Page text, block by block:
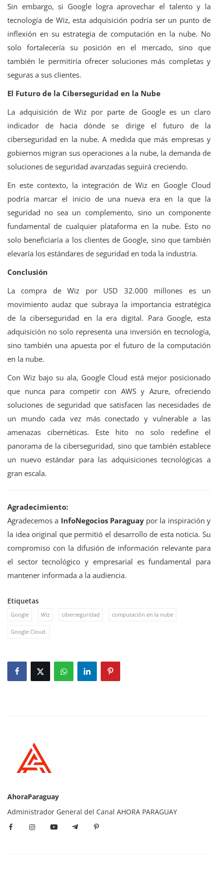
Sin embargo, si Google logra aprovechar el talento y la
tecnología de Wiz, esta adquisición podría ser un punto de
inflexión en su estrategia de computación en la nube. No
solo fortalecería su posición en el mercado, sino que
también le permitiría ofrecer soluciones más completas y
seguras a sus clientes.
El Futuro de la Ciberseguridad en la Nube
La adquisición de Wiz por parte de Google es un claro
indicador de hacia dónde se dirige el futuro de la
ciberseguridad en la nube. A medida que más empresas y
gobiernos migran sus operaciones a la nube, la demanda de
soluciones de seguridad avanzadas seguirá creciendo.
En este contexto, la integración de Wiz en Google Cloud
podría marcar el inicio de una nueva era en la que la
seguridad no sea un complemento, sino un componente
fundamental de cualquier plataforma en la nube. Esto no
solo beneficiaría a los clientes de Google, sino que también
elevaría los estándares de seguridad en toda la industria.
Conclusión
La compra de Wiz por USD 32.000 millones es un
movimiento audaz que subraya la importancia estratégica
de la ciberseguridad en la era digital. Para Google, esta
adquisición no solo representa una inversión en tecnología,
sino también una apuesta por el futuro de la computación
en la nube.
Con Wiz bajo su ala, Google Cloud está mejor posicionado
que nunca para competir con AWS y Azure, ofreciendo
soluciones de seguridad que satisfacen las necesidades de
un mundo cada vez más conectado y vulnerable a las
amenazas cibernéticas. Este hito no solo redefine el
panorama de la ciberseguridad, sino que también establece
un nuevo estándar para las adquisiciones tecnológicas a
gran escala.
Agradecimiento:
Agradecemos a InfoNegocios Paraguay por la inspiración y
la idea original que permitió el desarrollo de esta noticia. Su
compromiso con la difusión de información relevante para
el sector tecnológico y empresarial es fundamental para
mantener informada a la audiencia.
Etiquetas
Google Wiz ciberseguridad computación en la nube
Google Cloud.
AhoraParaguay
Administrador General del Canal AHORA PARAGUAY